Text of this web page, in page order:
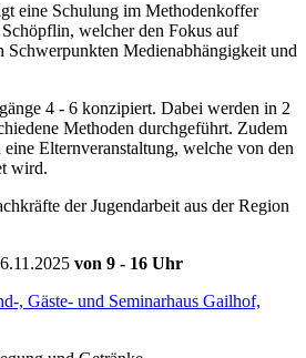
eine Schulung im Methodenkoffer
welcher den Fokus auf
Schwerpunkten Medienabhängigkeit und
4 - 6 konzipiert. Dabei werden in 2
Methoden durchgeführt. Zudem
Elternveranstaltung, welche von den
wird.
der Jugendarbeit aus der Region
von 9 - 16 Uhr
, Gäste- und Seminarhaus Gailhof,